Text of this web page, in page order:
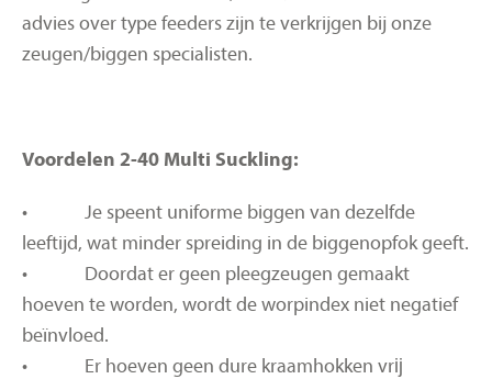
advies over type feeders zijn te verkrijgen bij onze
zeugen/biggen specialisten.
Voordelen 2-40 Multi Suckling:
• Je speent uniforme biggen van dezelfde
leeftijd, wat minder spreiding in de biggenopfok geeft.
• Doordat er geen pleegzeugen gemaakt
hoeven te worden, wordt de worpindex niet negatief
beïnvloed.
• Er hoeven geen dure kraamhokken vrĳ